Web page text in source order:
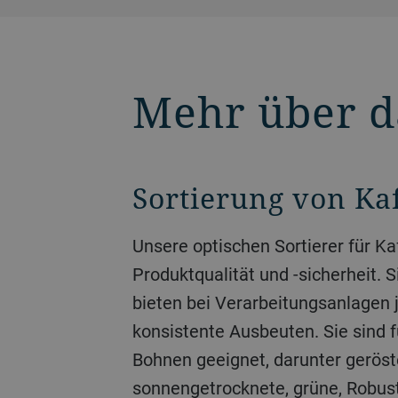
Mehr über
Sortierung von
Unsere optischen Sortierer für Kaffee sorgen für hohe
Produktqualität und -sicherheit.
bieten bei Verarbeitungsanlagen
konsistente Ausbeuten. Sie sind
Bohnen geeignet, darunter
sonnengetrocknete, grüne,